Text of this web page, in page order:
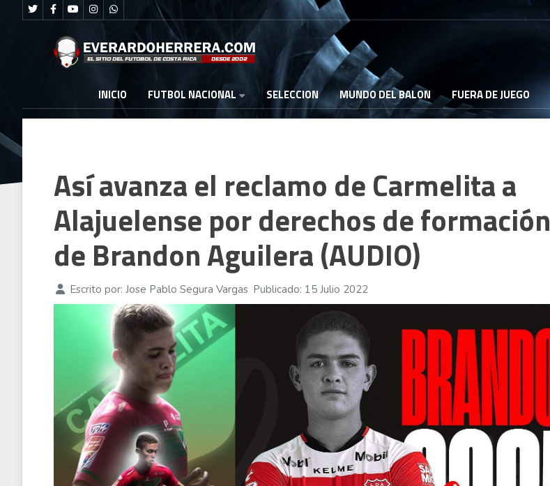
INICIO FUTBOL NACIONAL SELECCION MUNDO DEL BALON FUERA DE JUEGO
Así avanza el reclamo de Carmelita a
Alajuelense por derechos de formación
de Brandon Aguilera (AUDIO)
Escrito por: Jose Pablo Segura Vargas Publicado: 15 Julio 2022